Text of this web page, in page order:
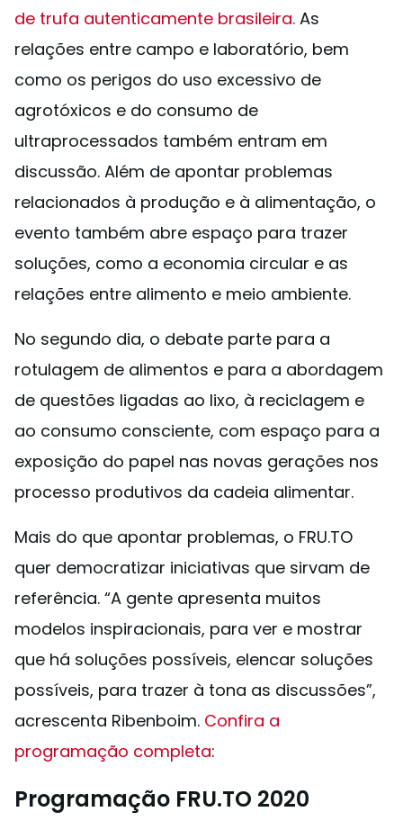
de trufa autenticamente brasileira. As
relações entre campo e laboratório, bem
como os perigos do uso excessivo de
agrotóxicos e do consumo de
ultraprocessados também entram em
discussão. Além de apontar problemas
relacionados à produção e à alimentação, o
evento também abre espaço para trazer
soluções, como a economia circular e as
relações entre alimento e meio ambiente.
No segundo dia, o debate parte para a
rotulagem de alimentos e para a abordagem
de questões ligadas ao lixo, à reciclagem e
ao consumo consciente, com espaço para a
exposição do papel nas novas gerações nos
processo produtivos da cadeia alimentar.
Mais do que apontar problemas, o FRU.TO
quer democratizar iniciativas que sirvam de
referência. “A gente apresenta muitos
modelos inspiracionais, para ver e mostrar
que há soluções possíveis, elencar soluções
possíveis, para trazer à tona as discussões”,
acrescenta Ribenboim. Confira a
programação completa:
Programação FRU.TO 2020